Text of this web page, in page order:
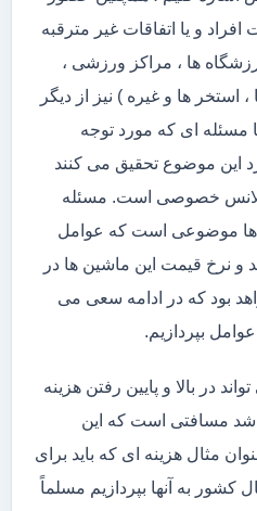
و یا اتفاقات غیر مترقبه
ها ، مراکز ورزشی ،
استخر ها و غیره ) نیز از دیگر
مسئله ای که مورد توجه
این موضوع تحقیق می کنند
خصوصی است. مسئله
ها موضوعی است که عوامل
و نرخ قیمت این ماشین ها در
بود که در ادامه سعی می
بپردازیم.
در بالا و پایین رفتن هزینه
باشد مسافتی است که این
مثال هزینه ای که باید برای
به آنها بپردازیم مسلماً